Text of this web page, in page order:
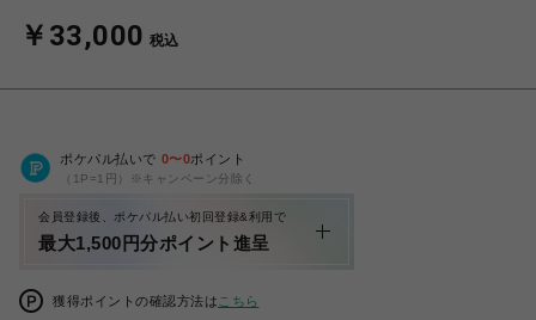
￥33,000 税込
ポケパル払いで 0〜0ポイント
（1P=1円）※キャンペーン分除く
会員登録後、ポケパル払い初回登録&利用で
最大1,500円分ポイント進呈
獲得ポイントの確認方法は こちら